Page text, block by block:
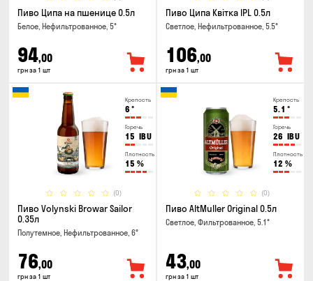
Пиво Ципа на пшенице 0.5л
Белое, Нефильтрованное, 5°
94,00
грн за 1 шт
Пиво Ципа Квітка IPL 0.5л
Светлое, Нефильтрованное, 5.5°
106,00
грн за 1 шт
Крепость
6 °
Горечь
15 IBU
Плотность
15 %
(0)
Пиво Volynski Browar Sailor
0.35л
Полутемное, Нефильтрованное, 6°
76,00
грн за 1 шт
Крепость
5.1 °
Горечь
26 IBU
Плотность
12 %
(0)
Пиво AltMuller Original 0.5л
Светлое, Фильтрованное, 5.1°
43,00
грн за 1 шт